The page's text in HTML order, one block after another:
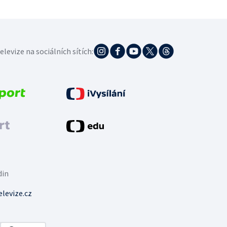
na sociálních sítích: